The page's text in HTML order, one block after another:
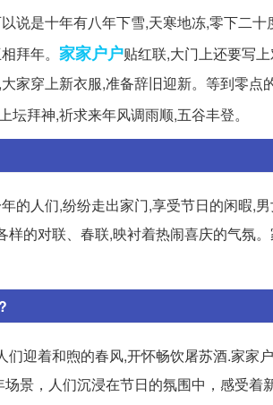
说是十年有八年下雪,天寒地冻,零下二
拜年。 家家户户贴红联,大门上还要写
家穿上新衣服,准备辞旧迎新。等到零点
坛拜神,祈求来年风调雨顺,五谷丰登。
的人们,纷纷走出家门,享受节日的闲暇,
的对联、春联,映衬着热闹喜庆的气氛
迎着和煦的春风,开怀畅饮屠苏酒.家家
景，人们沉浸在节日的氛围中，感受着